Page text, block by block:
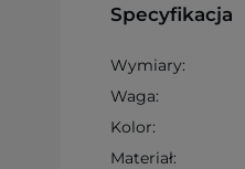
Specyfikacja
Wymiary:
Waga:
Kolor:
Materiał: